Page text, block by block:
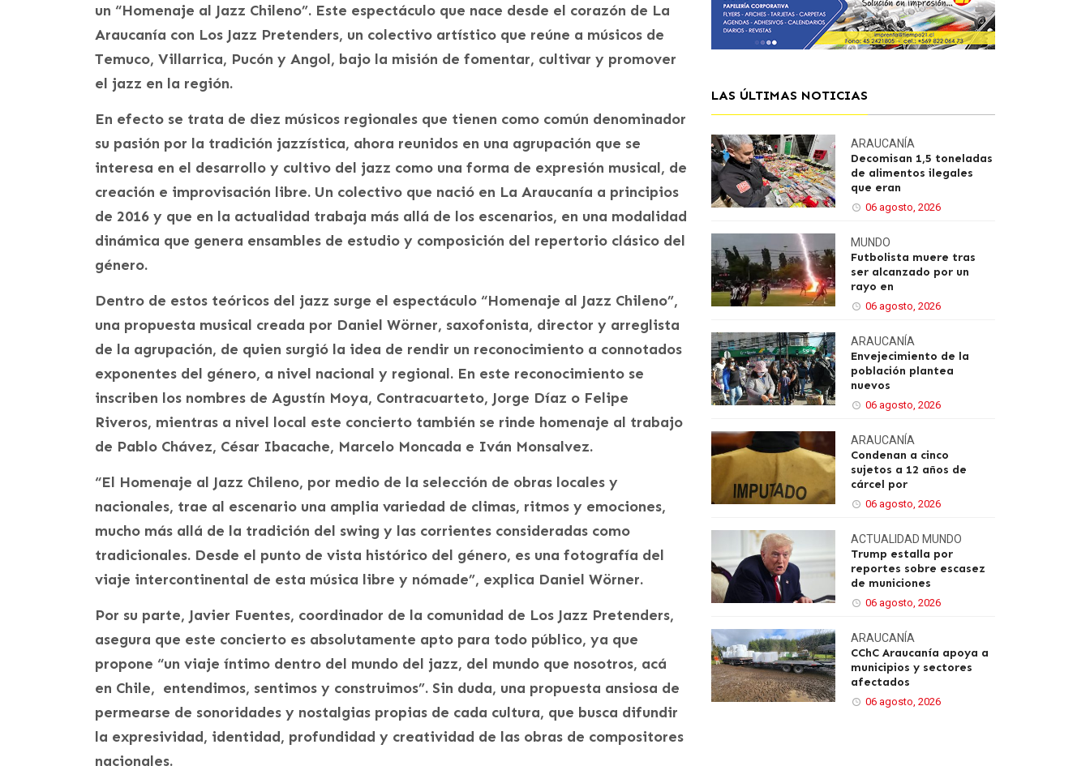
un “Homenaje al Jazz Chileno”. Este espectáculo que nace desde el corazón de La
Araucanía con Los Jazz Pretenders, un colectivo artístico que reúne a músicos de
Temuco, Villarrica, Pucón y Angol, bajo la misión de fomentar, cultivar y promover
el jazz en la región.
En efecto se trata de diez músicos regionales que tienen como común denominador
su pasión por la tradición jazzística, ahora reunidos en una agrupación que se
interesa en el desarrollo y cultivo del jazz como una forma de expresión musical, de
creación e improvisación libre. Un colectivo que nació en La Araucanía a principios
de 2016 y que en la actualidad trabaja más allá de los escenarios, en una modalidad
dinámica que genera ensambles de estudio y composición del repertorio clásico del
género.
Dentro de estos teóricos del jazz surge el espectáculo “Homenaje al Jazz Chileno”,
una propuesta musical creada por Daniel Wörner, saxofonista, director y arreglista
de la agrupación, de quien surgió la idea de rendir un reconocimiento a connotados
exponentes del género, a nivel nacional y regional. En este reconocimiento se
inscriben los nombres de Agustín Moya, Contracuarteto, Jorge Díaz o Felipe
Riveros, mientras a nivel local este concierto también se rinde homenaje al trabajo
de Pablo Chávez, César Ibacache, Marcelo Moncada e Iván Monsalvez.
“El Homenaje al Jazz Chileno, por medio de la selección de obras locales y
nacionales, trae al escenario una amplia variedad de climas, ritmos y emociones,
mucho más allá de la tradición del swing y las corrientes consideradas como
tradicionales. Desde el punto de vista histórico del género, es una fotografía del
viaje intercontinental de esta música libre y nómade”, explica Daniel Wörner.
Por su parte, Javier Fuentes, coordinador de la comunidad de Los Jazz Pretenders,
asegura que este concierto es absolutamente apto para todo público, ya que
propone “un viaje íntimo dentro del mundo del jazz, del mundo que nosotros, acá
en Chile, entendimos, sentimos y construimos”. Sin duda, una propuesta ansiosa de
permearse de sonoridades y nostalgias propias de cada cultura, que busca difundir
la expresividad, identidad, profundidad y creatividad de las obras de compositores
nacionales.
LAS ÚLTIMAS NOTICIAS
ARAUCANÍA
Decomisan 1,5 toneladas
de alimentos ilegales
que eran
06 agosto, 2026
MUNDO
Futbolista muere tras
ser alcanzado por un
rayo en
06 agosto, 2026
ARAUCANÍA
Envejecimiento de la
población plantea
nuevos
06 agosto, 2026
ARAUCANÍA
Condenan a cinco
sujetos a 12 años de
cárcel por
06 agosto, 2026
ACTUALIDAD MUNDO
Trump estalla por
reportes sobre escasez
de municiones
06 agosto, 2026
ARAUCANÍA
CChC Araucanía apoya a
municipios y sectores
afectados
06 agosto, 2026